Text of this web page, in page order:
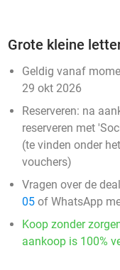
Grote kleine
Geldig vanaf
29 okt 2026
Reserveren: na
reserveren met
(te vinden onder
vouchers)
Vragen over de
05 of WhatsApp
Koop zonder
aankoop is 100%